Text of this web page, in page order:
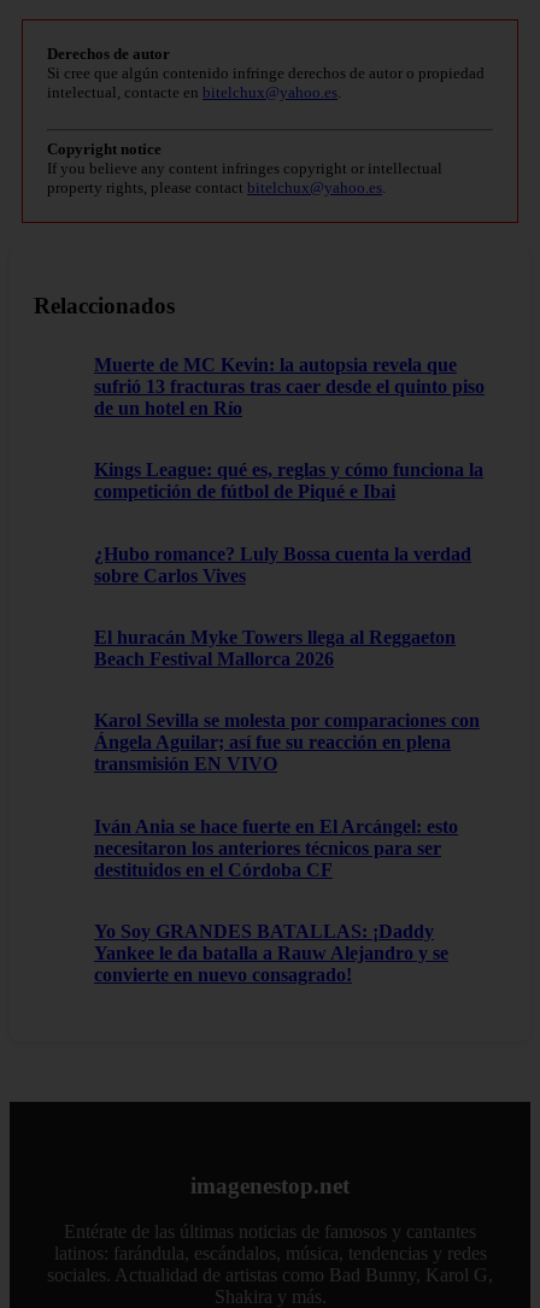
Derechos de autor
Si cree que algún contenido infringe derechos de autor o propiedad
intelectual, contacte en bitelchux@yahoo.es
Copyright notice
If you believe any content infringes copyright or intellectual
property rights, please contact bitelchux@yahoo.es
Relaccionados
Muerte de MC Kevin: la autopsia revela que
sufrió 13 fracturas tras caer desde el quinto piso
de un hotel en Río
Kings League: qué es, reglas y cómo funciona la
competición de fútbol de Piqué e Ibai
¿Hubo romance? Luly Bossa cuenta la verdad
sobre Carlos Vives
El huracán Myke Towers llega al Reggaeton
Beach Festival Mallorca 2026
Karol Sevilla se molesta por comparaciones con
Ángela Aguilar; así fue su reacción en plena
transmisión EN VIVO
Iván Ania se hace fuerte en El Arcángel: esto
necesitaron los anteriores técnicos para ser
destituidos en el Córdoba CF
Yo Soy GRANDES BATALLAS: ¡Daddy
Yankee le da batalla a Rauw Alejandro y se
convierte en nuevo consagrado!
imagenestop.net
Entérate de las últimas noticias de famosos y cantantes
latinos: farándula, escándalos, música, tendencias y redes
sociales. Actualidad de artistas como Bad Bunny, Karol G,
Shakira y más.